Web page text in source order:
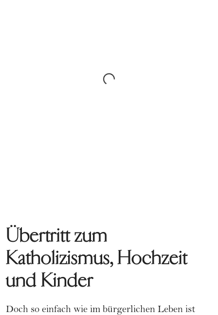
Übertritt zum
Katholizismus, Hochzeit
und Kinder
Doch so einfach wie im bürgerlichen Leben ist